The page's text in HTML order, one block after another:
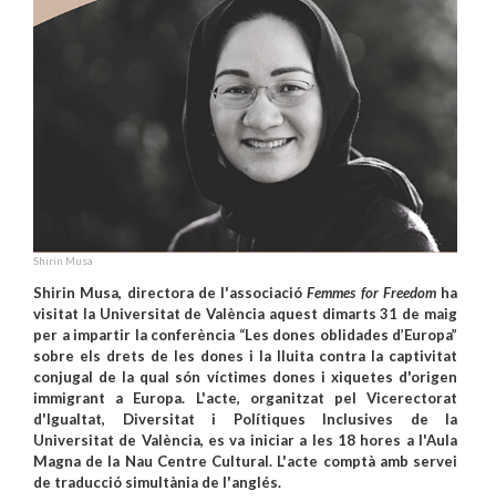
Shirin Musa
Shirin Musa, directora de l'associacióFemmes for Freedomha
visitat la Universitat de València aquest dimarts 31 de maig
per a impartir la conferència “Les dones oblidades d’Europa”
sobre els drets de les dones i la lluita contra la captivitat
conjugal de la qual són víctimes dones i xiquetes d'origen
immigrant a Europa. L'acte, organitzat pel Vicerectorat
d'Igualtat, Diversitat i Polítiques Inclusives de la
Universitat de València, es va iniciar a les 18 hores a l'Aula
Magna de la Nau Centre Cultural. L'acte comptà amb servei
de traducció simultània de l'anglés.